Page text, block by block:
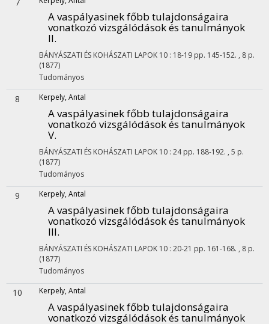
A vaspályasinek főbb tulajdonságaira
vonatkozó vizsgálódások és tanulmányok
II.
BÁNYÁSZATI ÉS KOHÁSZATI LAPOK 10 : 18-19 pp. 145-152. , 8 p.
(1877)
Tudományos
8 Kerpely, Antal
A vaspályasinek főbb tulajdonságaira
vonatkozó vizsgálódások és tanulmányok
V.
BÁNYÁSZATI ÉS KOHÁSZATI LAPOK 10 : 24 pp. 188-192. , 5 p.
(1877)
Tudományos
9 Kerpely, Antal
A vaspályasinek főbb tulajdonságaira
vonatkozó vizsgálódások és tanulmányok
III.
BÁNYÁSZATI ÉS KOHÁSZATI LAPOK 10 : 20-21 pp. 161-168. , 8 p.
(1877)
Tudományos
10 Kerpely, Antal
A vaspályasinek főbb tulajdonságaira
vonatkozó vizsgálódások és tanulmányok